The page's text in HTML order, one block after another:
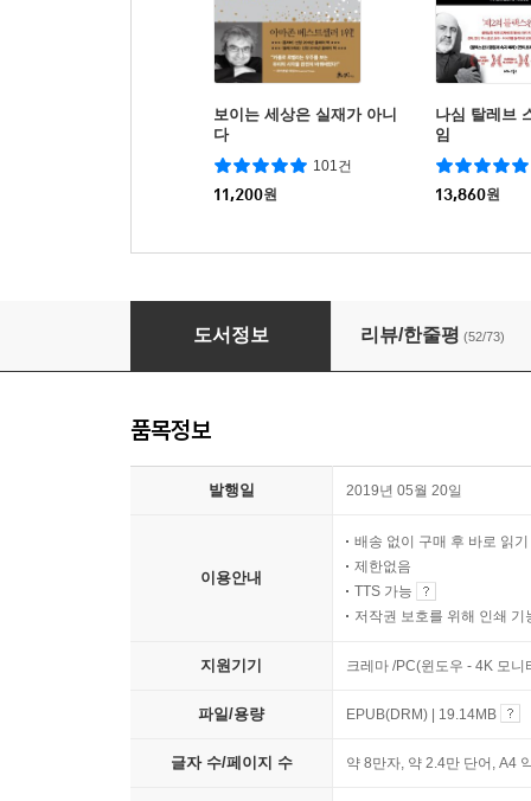
보이는 세상은 실재가 아니
다
101건
11,200원
나심 탈레브
임
13,860원
세계에서 가장 자극적인 나라
도서정보 리뷰/한줄평 (52/73)
품목정보
발행일 2019년 05월 20일
이용안내
배송 없이 구매 후 바로 읽기
제한없음
TTS 가능
저작권 보호를 위해 인쇄 기
지원기기 크레마 /PC(윈도우 - 4K 모
파일/용량 EPUB(DRM) | 19.14MB
글자 수/페이지 수 약 8만자, 약 2.4만 단어, A4